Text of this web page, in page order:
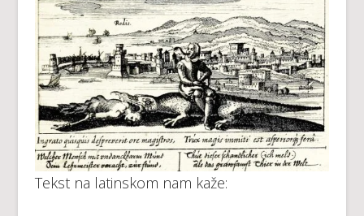
Tekst na latinskom nam kaže: